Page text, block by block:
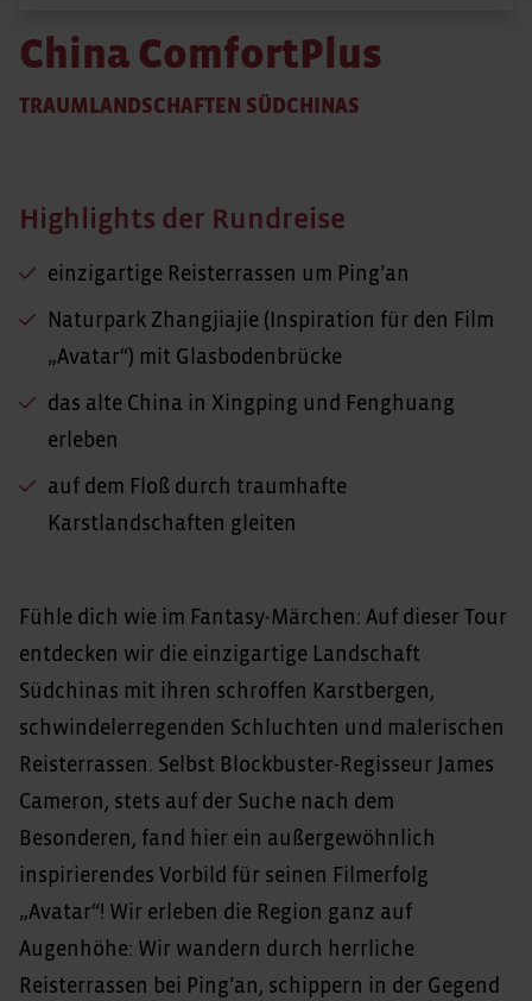
China ComfortPlus
TRAUMLANDSCHAFTEN SÜDCHINAS
Highlights der Rundreise
einzigartige Reisterrassen um Ping’an
Naturpark Zhangjiajie (Inspiration für den Film
„Avatar“) mit Glasbodenbrücke
das alte China in Xingping und Fenghuang
erleben
auf dem Floß durch traumhafte
Karstlandschaften gleiten
Fühle dich wie im Fantasy-Märchen: Auf dieser Tour
entdecken wir die einzigartige Landschaft
Südchinas mit ihren schroffen Karstbergen,
schwindelerregenden Schluchten und malerischen
Reisterrassen. Selbst Blockbuster-Regisseur James
Cameron, stets auf der Suche nach dem
Besonderen, fand hier ein außergewöhnlich
inspirierendes Vorbild für seinen Filmerfolg
„Avatar“! Wir erleben die Region ganz auf
Augenhöhe: Wir wandern durch herrliche
Reisterrassen bei Ping’an, schippern in der Gegend